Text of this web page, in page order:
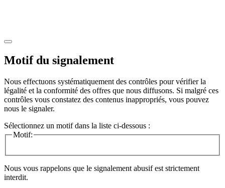
Motif du signalement
Nous effectuons systématiquement des contrôles pour vérifier la
légalité et la conformité des offres que nous diffusons. Si malgré ces
contrôles vous constatez des contenus inappropriés, vous pouvez
nous le signaler.
Sélectionnez un motif dans la liste ci-dessous :
Motif:
Nous vous rappelons que le signalement abusif est strictement
interdit.